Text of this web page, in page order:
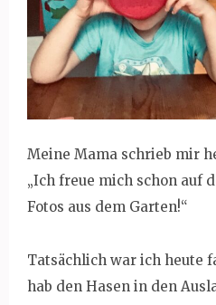
Meine Mama schrieb mir
„Ich freue mich schon auf
Fotos aus dem Garten!“
Tatsächlich war ich heute
hab den Hasen in den